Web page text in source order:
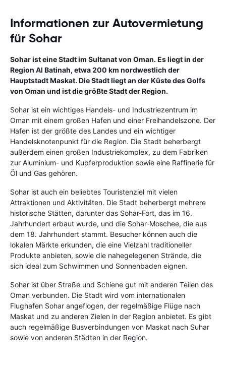
Informationen zur Autovermietung
für Sohar
Sohar ist eine Stadt im Sultanat von Oman. Es liegt in der
Region Al Batinah, etwa 200 km nordwestlich der
Hauptstadt Maskat. Die Stadt liegt an der Küste des Golfs
von Oman und ist die größte Stadt der Region.
Sohar ist ein wichtiges Handels- und Industriezentrum im
Oman mit einem großen Hafen und einer Freihandelszone. Der
Hafen ist der größte des Landes und ein wichtiger
Handelsknotenpunkt für die Region. Die Stadt beherbergt
außerdem einen großen Industriekomplex, zu dem Fabriken
zur Aluminium- und Kupferproduktion sowie eine Raffinerie für
Öl und Gas gehören.
Sohar ist auch ein beliebtes Touristenziel mit vielen
Attraktionen und Aktivitäten. Die Stadt beherbergt mehrere
historische Stätten, darunter das Sohar-Fort, das im 16.
Jahrhundert erbaut wurde, und die Sohar-Moschee, die aus
dem 18. Jahrhundert stammt. Besucher können auch die
lokalen Märkte erkunden, die eine Vielzahl traditioneller
Produkte anbieten, sowie die nahegelegenen Strände, die
sich ideal zum Schwimmen und Sonnenbaden eignen.
Sohar ist über Straße und Schiene gut mit anderen Teilen des
Oman verbunden. Die Stadt wird vom internationalen
Flughafen Sohar angeflogen, der regelmäßige Flüge nach
Maskat und zu anderen Zielen in der Region anbietet. Es gibt
auch regelmäßige Busverbindungen von Maskat nach Suhar
sowie von anderen Städten in der Region.